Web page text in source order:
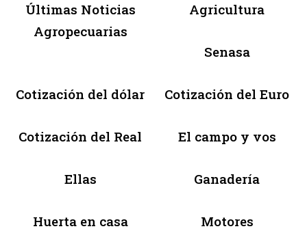
Últimas Noticias
Agropecuarias
Agricultura
Senasa
Cotización del dólar Cotización del Euro
Cotización del Real El campo y vos
Ellas Ganadería
Huerta en casa Motores